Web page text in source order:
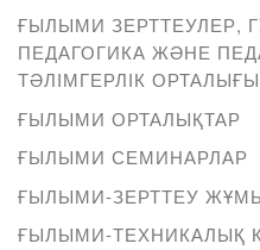
ҒЫЛЫМИ ЗЕРТТЕУЛЕР,
ПЕДАГОГИКА ЖӘНЕ
ТӘЛІМГЕРЛІК ОРТАЛЫҒЫ
ҒЫЛЫМИ ОРТАЛЫҚТАР
ҒЫЛЫМИ СЕМИНАРЛАР
ҒЫЛЫМИ-ЗЕРТТЕУ
ҒЫЛЫМИ-ТЕХНИКАЛЫҚ